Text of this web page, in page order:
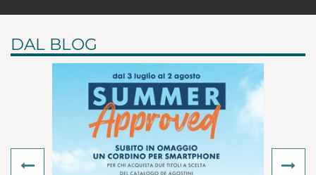
DAL BLOG
Previous